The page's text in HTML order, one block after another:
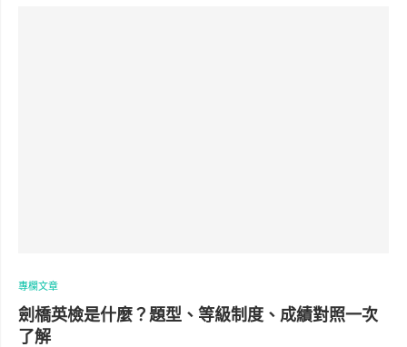
專欄文章
劍橋英檢是什麼？題型、等級制度、成績對照一次
了解